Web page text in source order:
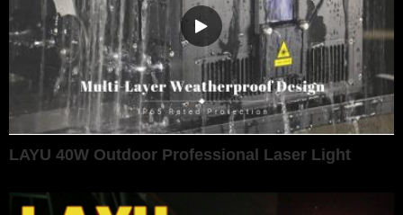
LAYU 40W Outdoor Professional Laser Light